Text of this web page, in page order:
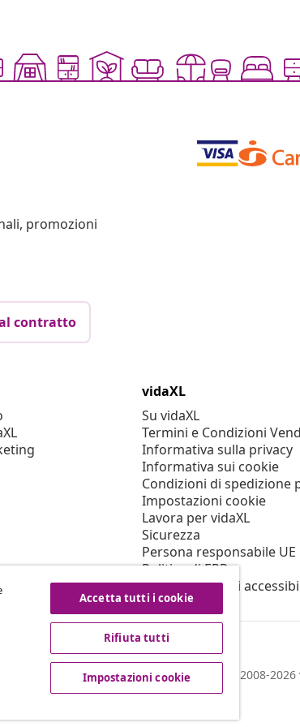
promozioni
contratto
vidaXL
Su vidaXL
Termini e Condizioni
Informativa sulla privacy
Informativa sui cookie
Condizioni di spedizione
Impostazioni cookie
Lavora per vidaXL
Sicurezza
Persona responsabile UE
Politica di EPR
Dichiarazione di
© 2008-
Accetta tutti i cookie
Rifiuta tutti
Impostazioni cookie